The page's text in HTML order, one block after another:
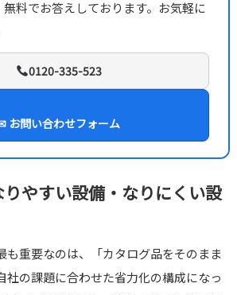
料でお答えしております。お気軽に
0120-335-523
お問い合わせフォーム
やすい設備・なりにくい設
も重要なのは、「カタログ品をそのまま
社の課題に合わせた省力化の構成になっ